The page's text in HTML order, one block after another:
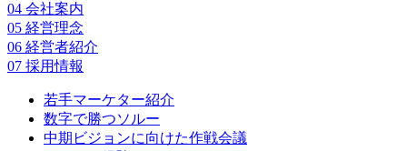
04 会社案内
05 経営理念
06 経営者紹介
07 採用情報
若手マーケター紹介
数字で勝つソルー
中期ビジョンに向けた作戦会議